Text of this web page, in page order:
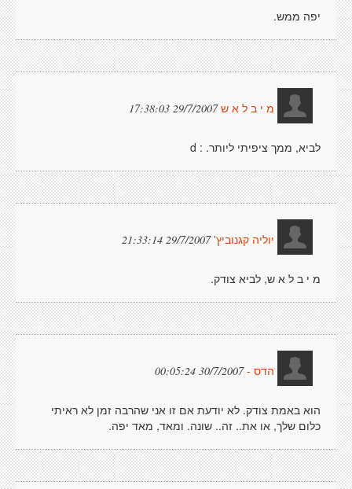
יפה ממש.
מ י ב ל א ש 29/7/2007 17:38:03
לביא, ממך ציפיתי ליותר. : d
יוליה קגנוביץ' 29/7/2007 21:33:14
מ י ב ל א ש, לביא צודק.
הדס - 30/7/2007 00:05:24
הוא באמת צודק. לא יודעת אם זו אני שהרבה זמן לא ראיתי
כלום שלך, או את.. זה.. שונה. ומאד, מאד יפה.